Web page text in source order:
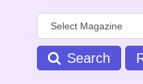
Search